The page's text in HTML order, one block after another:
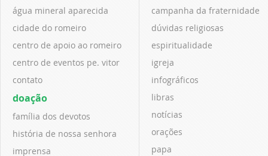
água mineral aparecida
cidade do romeiro
centro de apoio ao romeiro
centro de eventos pe. vitor
contato
doação
família dos devotos
história de nossa senhora
imprensa
campanha da fraternidade
dúvidas religiosas
espiritualidade
igreja
infográficos
libras
notícias
orações
papa